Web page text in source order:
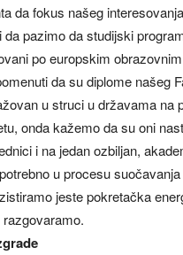
da fokus našeg
pazimo da studijski
po europskim
da su diplome našeg
u struci u državama na
onda kažemo da su oni
i na jedan ozbiljan,
u procesu
jeste pokretačka